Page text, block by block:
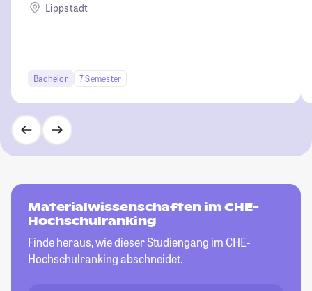
Lippstadt
Bachelor 7 Semester
Materialwissenschaften im CHE-
Hochschulranking
Finde heraus, wie dieser Studiengang im CHE-
Hochschulranking abschneidet.